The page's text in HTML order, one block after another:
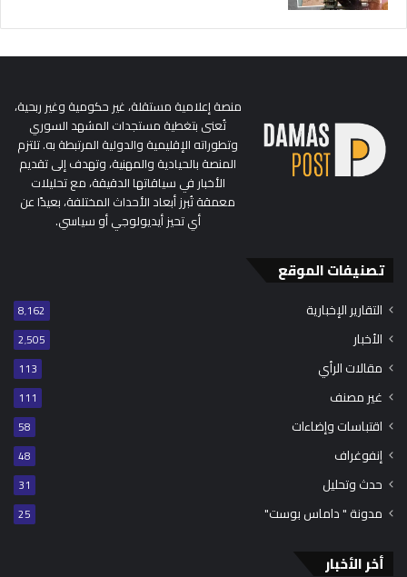
منصة إعلامية مستقلة، غير حكومية وغير ربحية،
تُعنى بتغطية مستجدات المشهد السوري
وتطوراته الإقليمية والدولية المرتبطة به. تلتزم
المنصة بالحيادية والمهنية، وتهدف إلى تقديم
الأخبار في سياقاتها الدقيقة، مع تحليلات
معمقة تُبرز أبعاد الأحداث المختلفة، بعيدًا عن
أي تحيز أيديولوجي أو سياسي.
تصنيفات الموقع
التقارير الإخبارية 8٬162
الأخبار 2٬505
مقالات الرأي 113
غير مصنف 111
اقتباسات وإضاءات 58
إنفوغراف 48
حدث وتحليل 31
مدونة " داماس بوست" 25
أخر الأخبار